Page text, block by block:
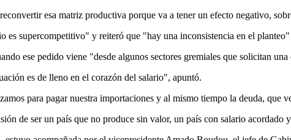
esa matriz productiva porque va a tener un efecto negativo,
es supercompetitivo" y reiteró que "hay una inconsistencia en el
ese pedido viene "desde algunos sectores gremiales que solicitan
es de lleno en el corazón del salario", apuntó.
para pagar nuestra importaciones y al mismo tiempo la deuda,
de ser un país que no produce sin valor, un país con salario